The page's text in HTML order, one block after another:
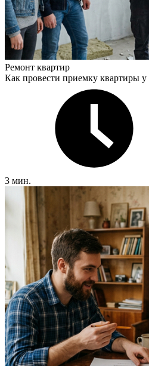
Ремонт квартир
Как провести приемку квартиры у
3 мин.